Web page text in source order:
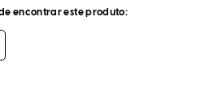
encontrar este produto: